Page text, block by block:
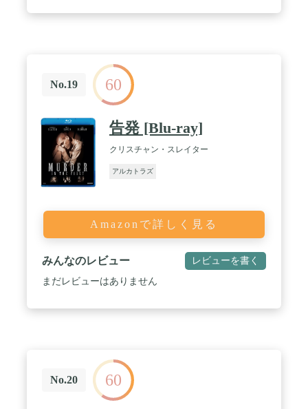
No.19 60
告発 [Blu-ray]
クリスチャン・スレイター
アルカトラズ
Amazonで詳しく見る
みんなのレビュー レビューを書く
まだレビューはありません
No.20 60